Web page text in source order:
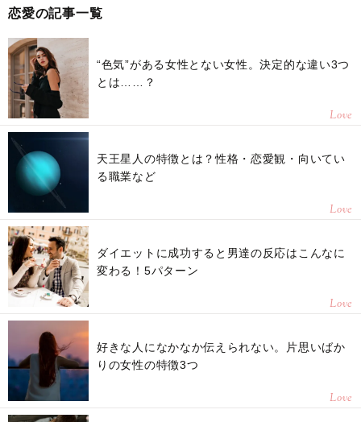
恋愛の記事一覧
“色気”がある女性とない女性。決定的な違い3つ
とは……？
Love
天王星人の特徴とは？性格・恋愛観・向いてい
る職業など
Love
ダイエットに成功すると男達の反応はこんなに
変わる！5パターン
Love
好きな人になかなか伝えられない。片思いばか
りの女性の特徴3つ
Love